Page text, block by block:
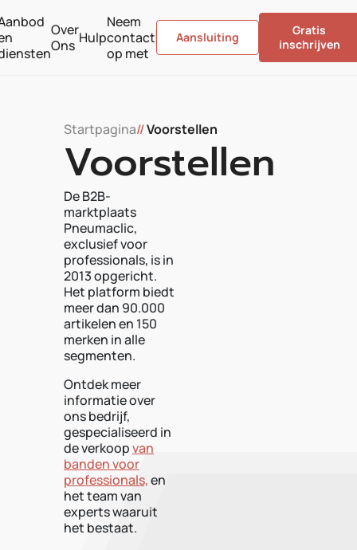
Over
Ons Hulp
Neem
contact
op met
Aansluiting
Gratis
inschrijven
Startpagina//Voorstellen
Voorstellen
De B2B-
marktplaats
Pneumaclic,
exclusief voor
professionals, is in
2013 opgericht.
Het platform biedt
meer dan 90.000
artikelen en 150
merken in alle
segmenten.
Ontdek meer
informatie over
ons bedrijf,
gespecialiseerd in
de verkoopvan
banden voor
professionals,en
het team van
experts waaruit
het bestaat.